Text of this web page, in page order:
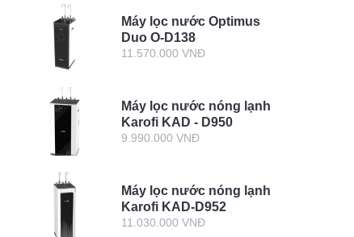
Máy lọc nước Optimus
Duo O-D138
11.570.000 VNĐ
Máy lọc nước nóng lạnh
Karofi KAD - D950
9.990.000 VNĐ
Máy lọc nước nóng lạnh
Karofi KAD-D952
11.030.000 VNĐ